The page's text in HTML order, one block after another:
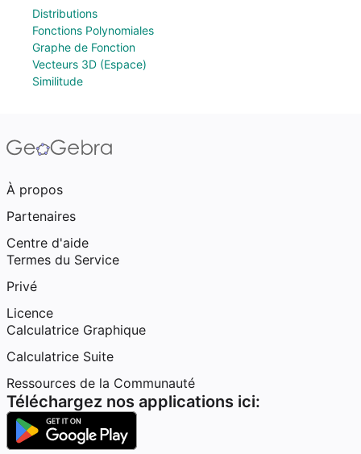
Distributions
Fonctions Polynomiales
Graphe de Fonction
Vecteurs 3D (Espace)
Similitude
À propos
Partenaires
Centre d'aide
Termes du Service
Privé
Licence
Calculatrice Graphique
Calculatrice Suite
Ressources de la Communauté
Téléchargez nos applications ici: